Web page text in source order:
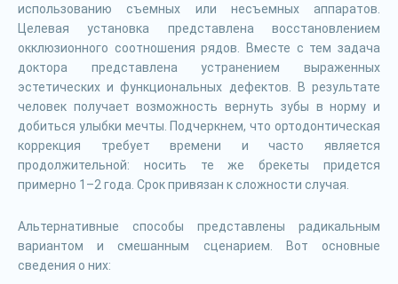
использованию съемных или несъемных аппаратов.
Целевая установка представлена восстановлением
окклюзионного соотношения рядов. Вместе с тем задача
доктора представлена устранением выраженных
эстетических и функциональных дефектов. В результате
человек получает возможность вернуть зубы в норму и
добиться улыбки мечты. Подчеркнем, что ортодонтическая
коррекция требует времени и часто является
продолжительной: носить те же брекеты придется
примерно 1–2 года. Срок привязан к сложности случая.
Альтернативные способы представлены радикальным
вариантом и смешанным сценарием. Вот основные
сведения о них: